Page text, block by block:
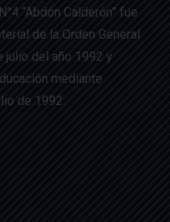
“Abdón Calderón” fue
de la Orden General
julio del año 1992 y
mediante
de 1992.